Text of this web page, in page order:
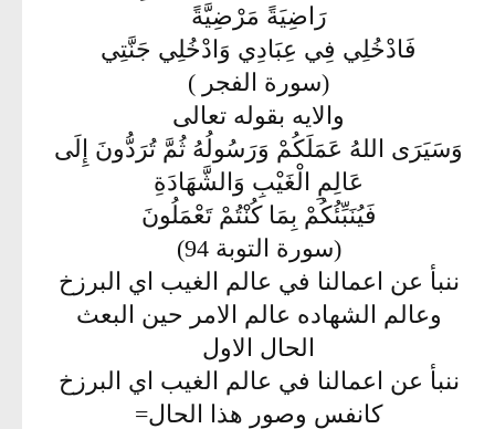
رَاضِيَةً مَرْضِيَّةً
فَادْخُلِي فِي عِبَادِي وَادْخُلِي جَنَّتِي
(سورة الفجر )
والايه بقوله تعالى
وَسَيَرَى اللهُ عَمَلَكُمْ وَرَسُولُهُ ثُمَّ تُرَدُّونَ إِلَى
عَالِمِ الْغَيْبِ وَالشَّهَادَةِ
فَيُنَبِّئُكُمْ بِمَا كُنْتُمْ تَعْمَلُونَ
(سورة التوبة 94)
ننبأ عن اعمالنا في عالم الغيب اي البرزخ
وعالم الشهاده عالم الامر حين البعث
الحال الاول
ننبأ عن اعمالنا في عالم الغيب اي البرزخ
كانفس وصور هذا الحال=